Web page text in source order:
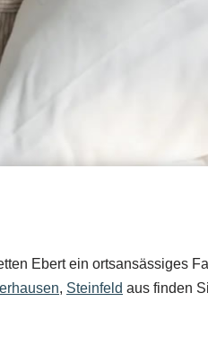
Ebert ein ortsansässiges
, Steinfeld aus finden